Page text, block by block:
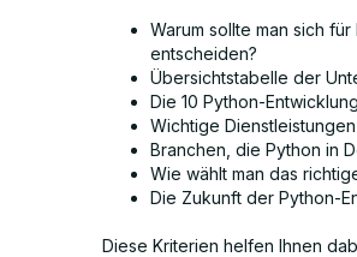
Warum sollte man sich
entscheiden?
Übersichtstabelle der
Die 10 Python-
Wichtige
Branchen, die Python in
Wie wählt man das
Die Zukunft der Python-
Diese Kriterien helfen Ihnen